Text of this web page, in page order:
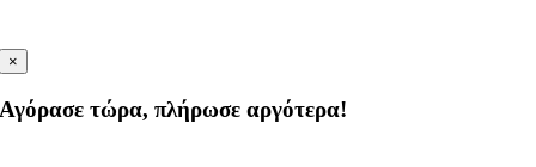
×
Αγόρασε τώρα, πλήρωσε αργότερα!